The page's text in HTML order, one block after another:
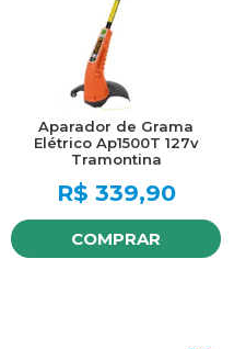
Aparador de Grama
Elétrico Ap1500T 127v
Tramontina
R$ 339,90
COMPRAR